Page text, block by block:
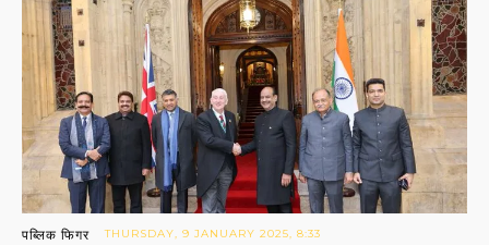
पब्लिक फिगर THURSDAY, 9 JANUARY 2025, 8:33